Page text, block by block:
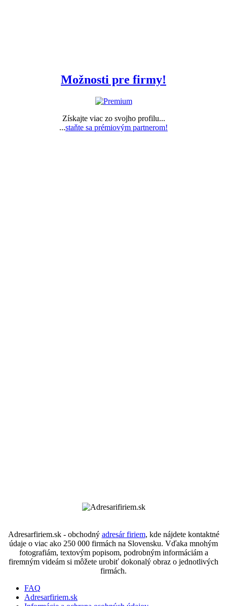
Možnosti pre firmy!
Získajte viac zo svojho profilu...
...staňte sa prémiovým partnerom!
Adresarfiriem.sk - obchodný adresár firiem, kde nájdete kontaktné
údaje o viac ako 250 000 firmách na Slovensku. Vďaka mnohým
fotografiám, textovým popisom, podrobným informáciám a
firemným videám si môžete urobiť dokonalý obraz o jednotlivých
firmách.
FAQ
Adresarfiriem.sk